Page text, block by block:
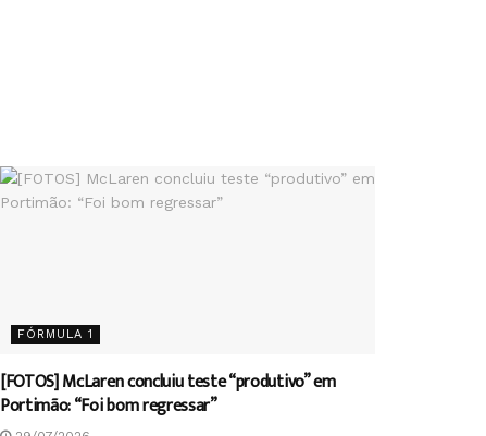
FÓRMULA 1
[FOTOS] McLaren concluiu teste “produtivo” em
Portimão: “Foi bom regressar”